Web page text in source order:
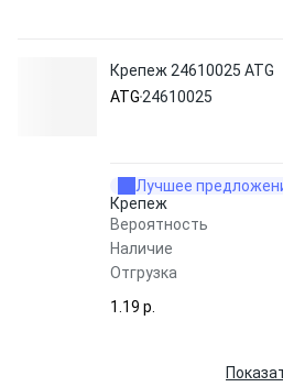
Крепеж 24610025 ATG
ATG 24610025
Лучшее
Крепеж
Вероятность
Наличие
Отгрузка
1.19 p.